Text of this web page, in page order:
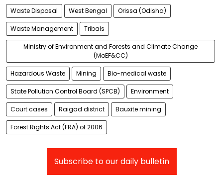
Waste Disposal West Bengal Orissa (Odisha)
Waste Management Tribals
Ministry of Environment and Forests and Climate Change
(MoEF&CC)
Hazardous Waste Mining Bio-medical waste
State Pollution Control Board (SPCB) Environment
Court cases Raigad district Bauxite mining
Forest Rights Act (FRA) of 2006
Subscribe to our daily bulletin